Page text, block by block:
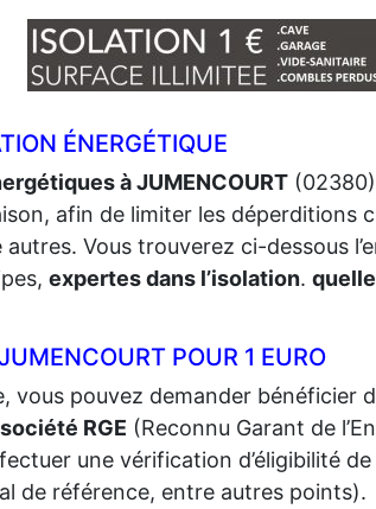
ÉNERGÉTIQUE
à JUMENCOURT
afin de limiter les déperditions
Vous trouverez ci-dessous
expertes dans l’isolation.
POUR 1 EURO
vous pouvez demander bénéficier
société RGE (Reconnu Garant de
une vérification d’éligibilité
de référence, entre autres points).